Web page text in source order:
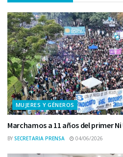
MUJERES Y GÉNEROS
Marchamos a 11 años del primer Ni
BY SECRETARIA PRENSA 04/06/2026